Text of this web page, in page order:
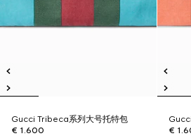
Gucci Tribeca系列大号托特包
€ 1.600
€